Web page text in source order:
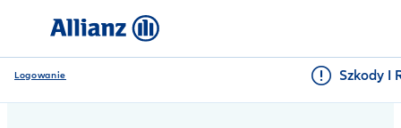
Logowanie Szkody I